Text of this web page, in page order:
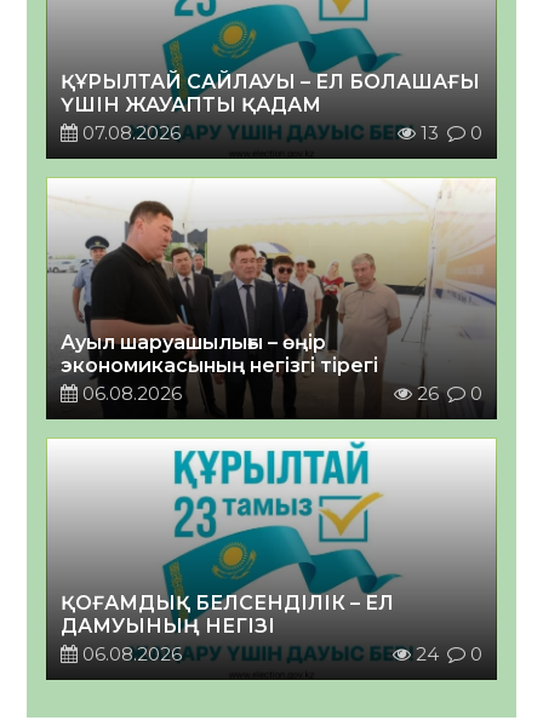
ҚҰРЫЛТАЙ САЙЛАУЫ – ЕЛ БОЛАШАҒЫ
ҮШІН ЖАУАПТЫ ҚАДАМ
07.08.2026
13 0
Ауыл шаруашылығы – өңір
экономикасының негізгі тірегі
06.08.2026
26 0
ҚОҒАМДЫҚ БЕЛСЕНДІЛІК – ЕЛ
ДАМУЫНЫҢ НЕГІЗІ
06.08.2026
24 0